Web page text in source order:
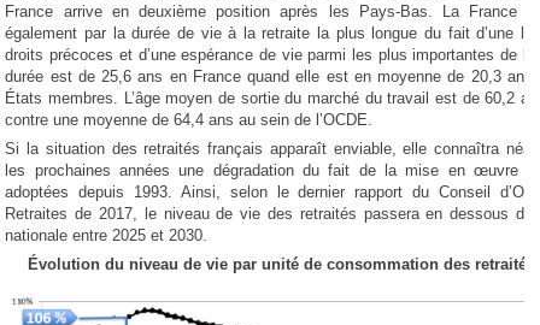
France arrive en deuxième position après les Pays-Bas. La France
également par la durée de vie à la retraite la plus longue du fait d’une
droits précoces et d’une espérance de vie parmi les plus importantes de
durée est de 25,6 ans en France quand elle est en moyenne de 20,3 ans
États membres. L’âge moyen de sortie du marché du travail est de 60,2
contre une moyenne de 64,4 ans au sein de l’OCDE.
Si la situation des retraités français apparaît enviable, elle connaîtra
les prochaines années une dégradation du fait de la mise en œuvre
adoptées depuis 1993. Ainsi, selon le dernier rapport du Conseil
Retraites de 2017, le niveau de vie des retraités passera en dessous de
nationale entre 2025 et 2030.
Évolution du niveau de vie par unité de consommation des retraités